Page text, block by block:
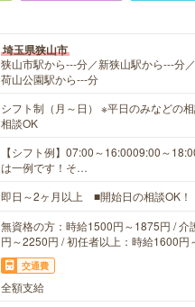
埼玉県狭山市
狭山市駅から---分／新狭山駅から---分
荷山公園駅から---分
シフト制（月～日） ※平日のみなどの
相談OK
【シフト例】07:00～16:0009:00～
は一例です！そ…
即日～2ヶ月以上 ■開始日の相談OK！
無資格の方：時給1500円～1875円 / 介
円～2250円 / 初任者以上：時給1600円
交通費
全額支給